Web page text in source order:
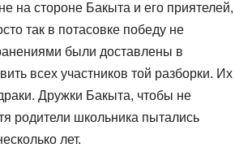
на стороне Бакыта и его приятелей,
так в потасовке победу не
были доставлены в
всех участников той разборки. Их
Дружки Бакыта, чтобы не
родители школьника пытались
лет.